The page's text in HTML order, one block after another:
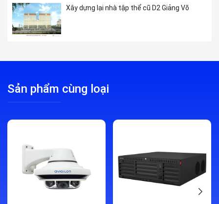
Xây dựng lại nhà tập thể cũ D2 Giảng Võ
Sản phẩm cùng loại